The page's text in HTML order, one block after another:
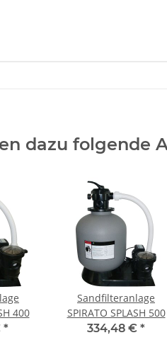
dazu folgende
400
*
Sandfilteranlage
SPIRATO SPLASH 500
334,48 € *